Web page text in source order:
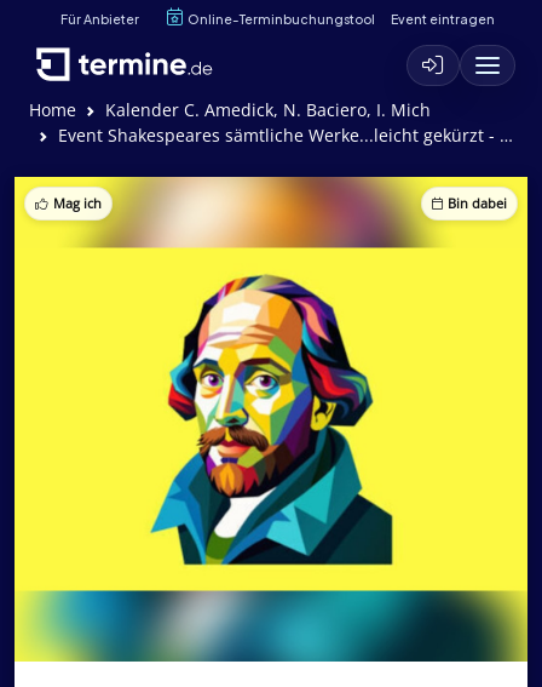
Für Anbieter Online-Terminbuchungstool Event eintragen
Home
Kalender C. Amedick, N. Baciero, I. Mich
Event Shakespeares sämtliche Werke...leicht gekürzt - Komödie von A. Long, D. Singer und J. Winfield
Mag ich Bin dabei